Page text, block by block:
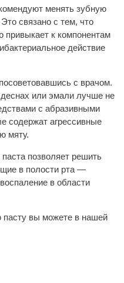
менять зубную
связано с тем, что
привыкает к компонентам
действие
с врачом.
или эмали лучше не
с абразивными
содержат агрессивные
мяту.
позволяет решить
в полости рта —
в области
вы можете в нашей